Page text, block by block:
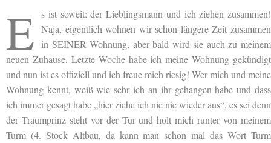
E
s ist soweit: der Lieblingsmann und ich ziehen zusammen!
Naja, eigentlich wohnen wir schon längere Zeit zusammen
in SEINER Wohnung, aber bald wird sie auch zu meinem
neuen Zuhause. Letzte Woche habe ich meine Wohnung gekündigt
und nun ist es offiziell und ich freue mich riesig! Wer mich und meine
Wohnung kennt, weiß wie sehr ich an ihr gehangen habe und dass
ich immer gesagt habe „hier ziehe ich nie nie wieder aus“, es sei denn
der Traumprinz steht vor der Tür und holt mich runter von meinem
Turm (4. Stock Altbau, da kann man schon mal das Wort Turm